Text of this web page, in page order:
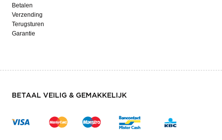
Betalen
Verzending
Terugsturen
Garantie
BETAAL VEILIG & GEMAKKELIJK